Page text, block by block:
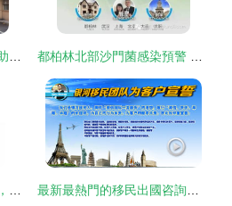
躬身篤行探文旅 青春聚力助振興——合工大學子深入寧國，以專業智慧賦能特色旅游發展 都柏林北部沙門菌感染預警 游學家庭請注意健康防護
醫生移民美國 其實很簡單，游學咨詢服務助您圓夢 最新最熱門的移民出國咨詢盡在這里 一站式移民服務指南